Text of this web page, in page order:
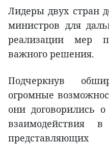
Лидеры двух стран
министров для
реализации мер
важного решения.
Подчеркнув
огромные
они договорились
взаимодействия